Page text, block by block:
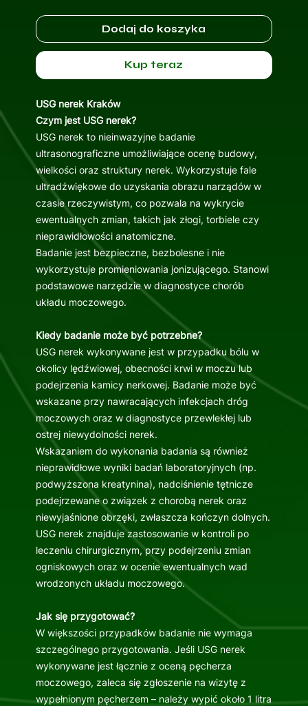
Dodaj do koszyka
Kup teraz
USG nerek Kraków
Czym jest USG nerek?
USG nerek to nieinwazyjne badanie
ultrasonograficzne umożliwiające ocenę budowy,
wielkości oraz struktury nerek. Wykorzystuje fale
ultradźwiękowe do uzyskania obrazu narządów w
czasie rzeczywistym, co pozwala na wykrycie
ewentualnych zmian, takich jak złogi, torbiele czy
nieprawidłowości anatomiczne.
Badanie jest bezpieczne, bezbolesne i nie
wykorzystuje promieniowania jonizującego. Stanowi
podstawowe narzędzie w diagnostyce chorób
układu moczowego.
Kiedy badanie może być potrzebne?
USG nerek wykonywane jest w przypadku bólu w
okolicy lędźwiowej, obecności krwi w moczu lub
podejrzenia kamicy nerkowej. Badanie może być
wskazane przy nawracających infekcjach dróg
moczowych oraz w diagnostyce przewlekłej lub
ostrej niewydolności nerek.
Wskazaniem do wykonania badania są również
nieprawidłowe wyniki badań laboratoryjnych (np.
podwyższona kreatynina), nadciśnienie tętnicze
podejrzewane o związek z chorobą nerek oraz
niewyjaśnione obrzęki, zwłaszcza kończyn dolnych.
USG nerek znajduje zastosowanie w kontroli po
leczeniu chirurgicznym, przy podejrzeniu zmian
ogniskowych oraz w ocenie ewentualnych wad
wrodzonych układu moczowego.
Jak się przygotować?
W większości przypadków badanie nie wymaga
szczególnego przygotowania. Jeśli USG nerek
wykonywane jest łącznie z oceną pęcherza
moczowego, zaleca się zgłoszenie na wizytę z
wypełnionym pęcherzem – należy wypić około 1 litra